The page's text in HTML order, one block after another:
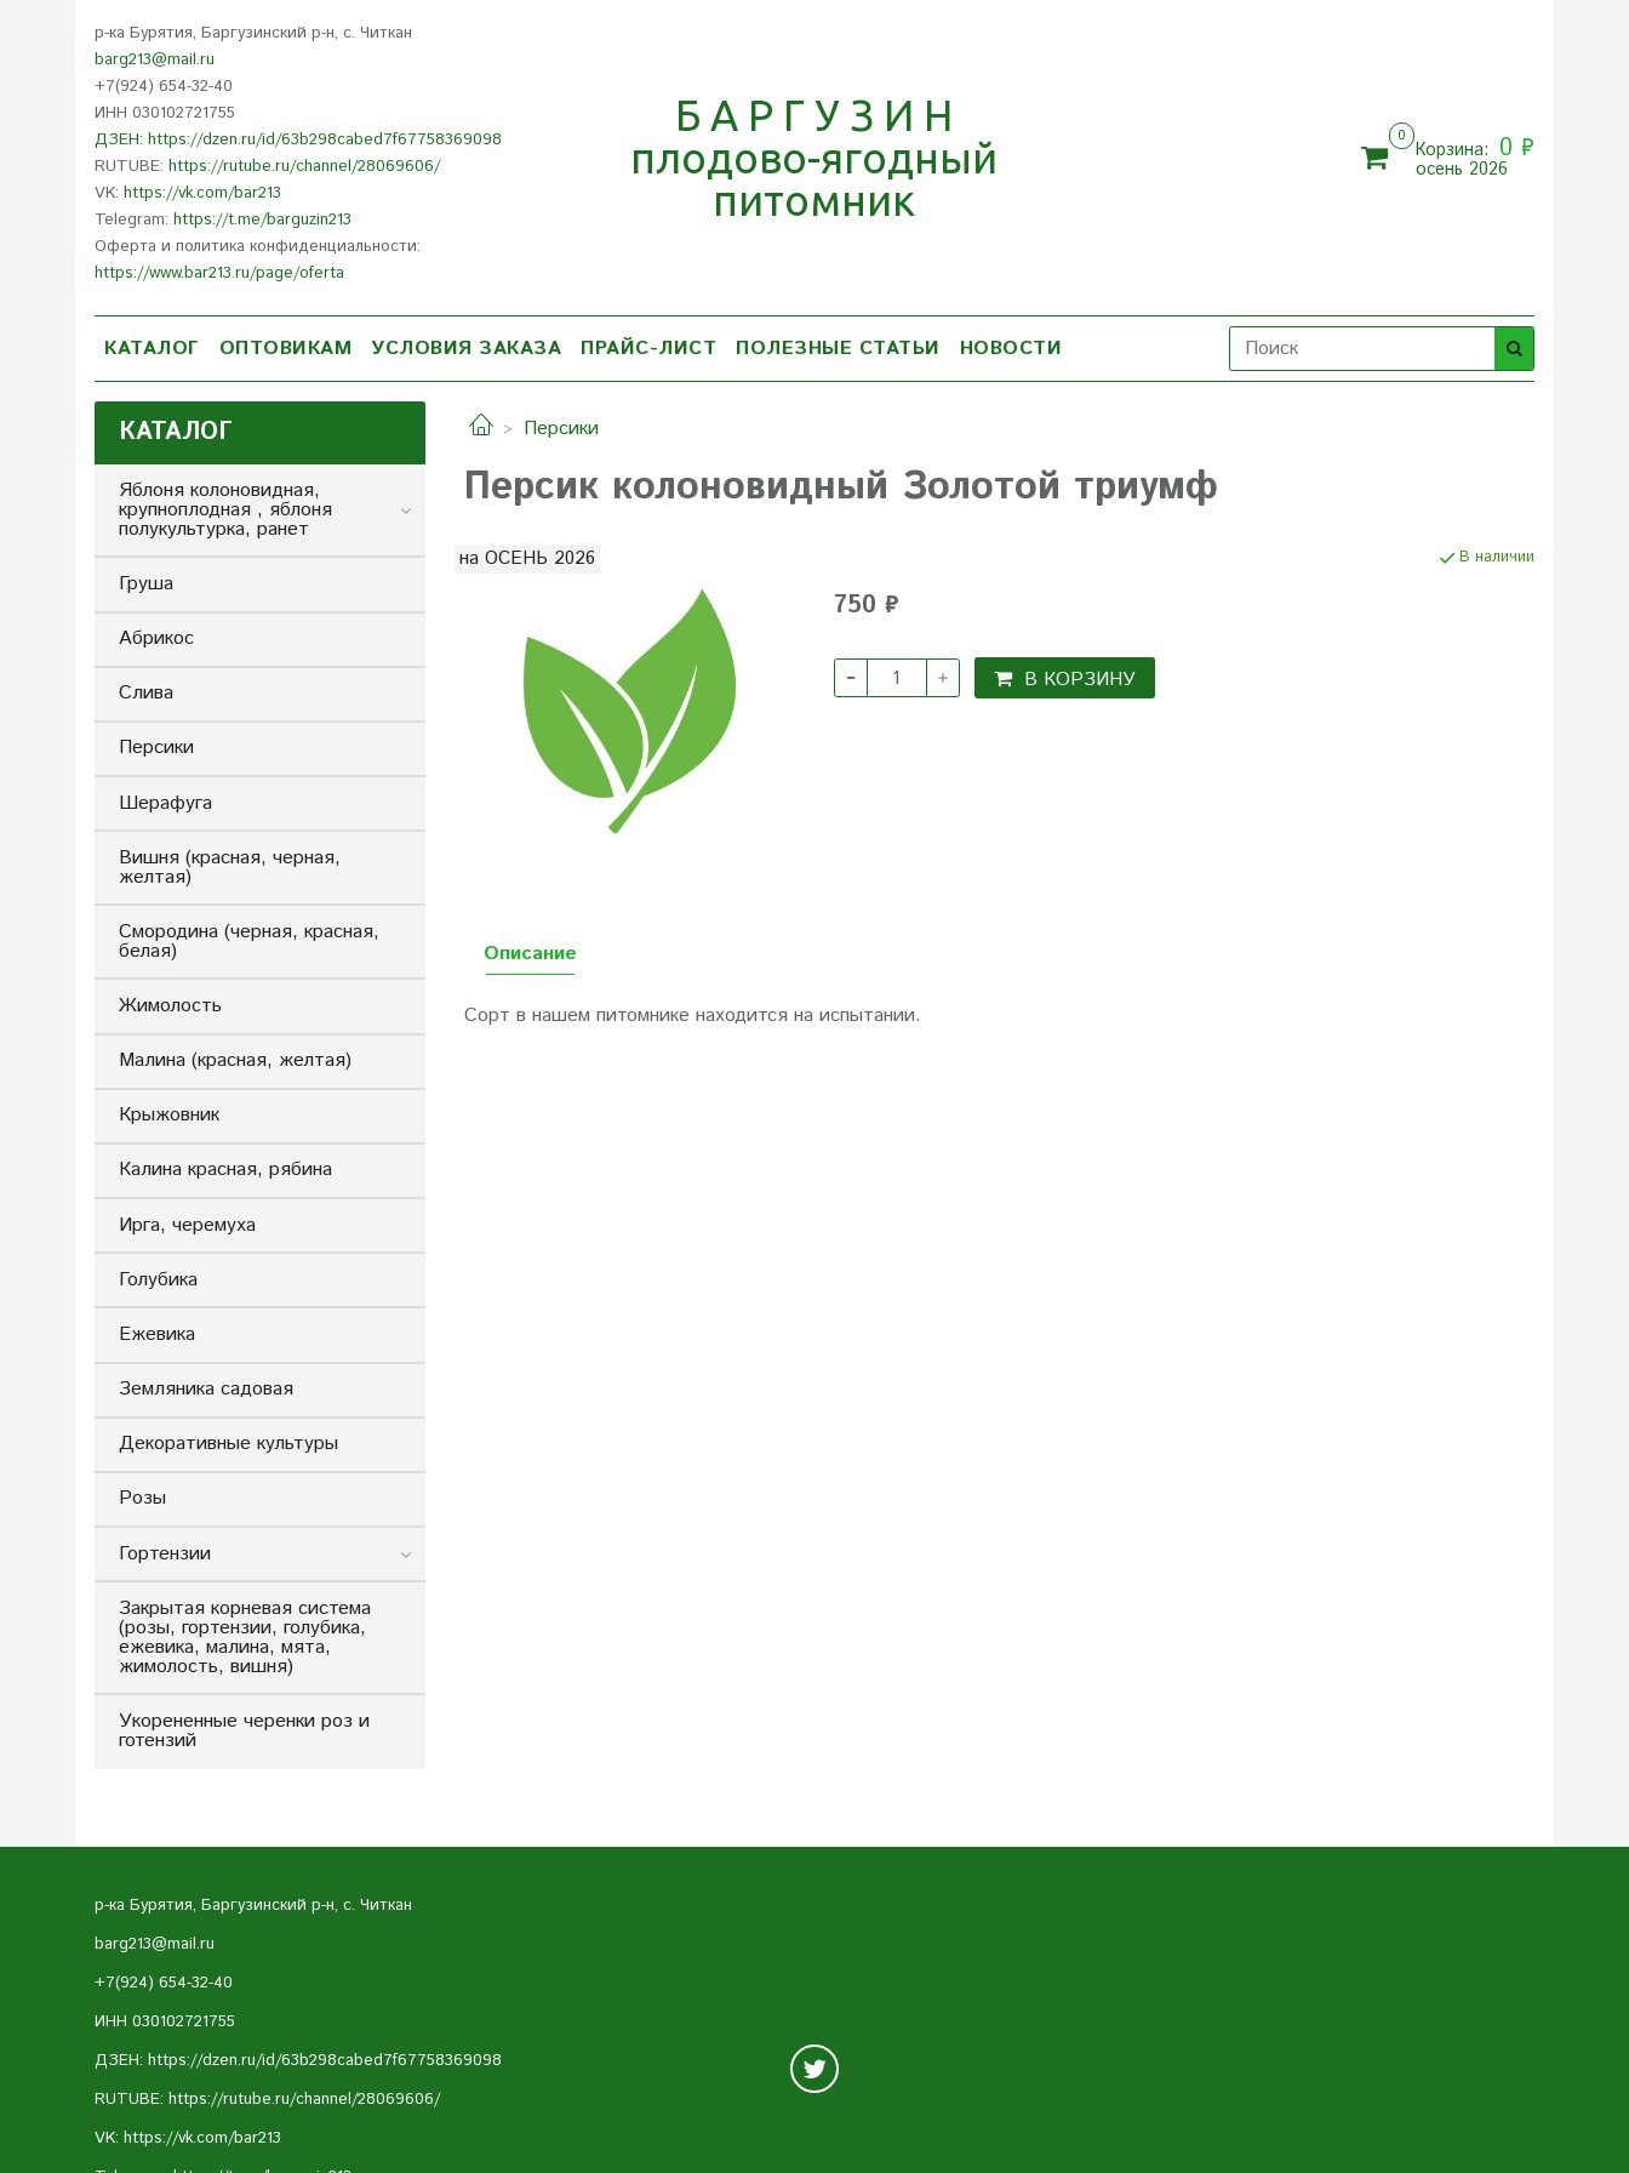
р-ка Бурятия, Баргузинский р-н, с. Читкан
barg213@mail.ru
+7(924) 654-32-40
ИНН 030102721755
ДЗЕН: https://dzen.ru/id/63b298cabed7f67758369098
RUTUBE: https://rutube.ru/channel/28069606/
VK: https://vk.com/bar213
Telegram: https://t.me/barguzin213
Оферта и политика конфиденциальности:
https://www.bar213.ru/page/oferta
Б А Р Г У З И Н
плодово-ягодный
питомник
0
Корзина: 0 ₽
осень 2026
КАТАЛОГ ОПТОВИКАМ УСЛОВИЯ ЗАКАЗА ПРАЙС-ЛИСТ ПОЛЕЗНЫЕ СТАТЬИ НОВОСТИ
Персики
Персик колоновидный Золотой триумф
на ОСЕНЬ 2026 В наличии
750 ₽
В КОРЗИНУ
Описание
Сорт в нашем питомнике находится на испытании.
КАТАЛОГ
Яблоня колоновидная,
крупноплодная , яблоня
полукультурка, ранет
Груша
Абрикос
Слива
Персики
Шерафуга
Вишня (красная, черная,
желтая)
Смородина (черная, красная,
белая)
Жимолость
Малина (красная, желтая)
Крыжовник
Калина красная, рябина
Ирга, черемуха
Голубика
Ежевика
Земляника садовая
Декоративные культуры
Розы
Гортензии
Закрытая корневая система
(розы, гортензии, голубика,
ежевика, малина, мята,
жимолость, вишня)
Укорененные черенки роз и
готензий
р-ка Бурятия, Баргузинский р-н, с. Читкан
barg213@mail.ru
+7(924) 654-32-40
ИНН 030102721755
ДЗЕН: https://dzen.ru/id/63b298cabed7f67758369098
RUTUBE: https://rutube.ru/channel/28069606/
VK: https://vk.com/bar213